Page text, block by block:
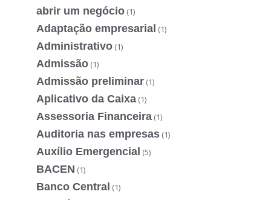
abrir um negócio (1)
Adaptação empresarial (1)
Administrativo (1)
Admissão (1)
Admissão preliminar (1)
Aplicativo da Caixa (1)
Assessoria Financeira (1)
Auditoria nas empresas (1)
Auxílio Emergencial (5)
BACEN (1)
Banco Central (1)